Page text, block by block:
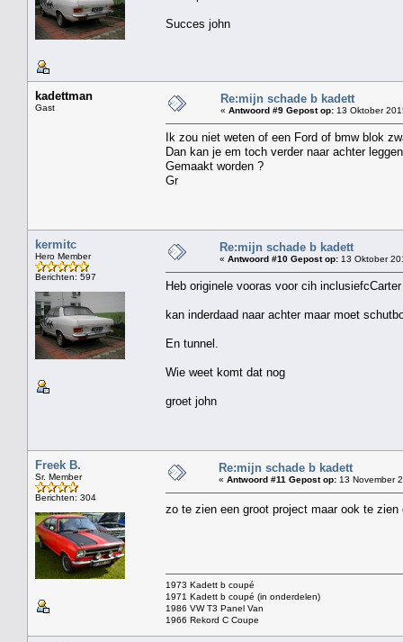
Succes john
kadettman
Gast
Re:mijn schade b kadett
« Antwoord #9 Gepost op: 13 Oktober
Ik zou niet weten of een Ford of bmw blok
Dan kan je em toch verder naar achter
Gemaakt worden ?
Gr
kermitc
Hero Member
Berichten: 597
Re:mijn schade b kadett
« Antwoord #10 Gepost op: 13 Oktober
Heb originele vooras voor cih
kan inderdaad naar achter maar moet
En tunnel.
Wie weet komt dat nog
groet john
Freek B.
Sr. Member
Berichten: 304
Re:mijn schade b kadett
« Antwoord #11 Gepost op: 13 November
zo te zien een groot project maar ook te
1973 Kadett b coupé
1971 Kadett b coupé (in onderdelen)
1986 VW T3 Panel Van
1966 Rekord C Coupe